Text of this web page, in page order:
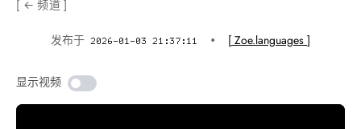
← 频道
发布于 2026-01-03 21:37:11 • Zoe.languages
显示视频